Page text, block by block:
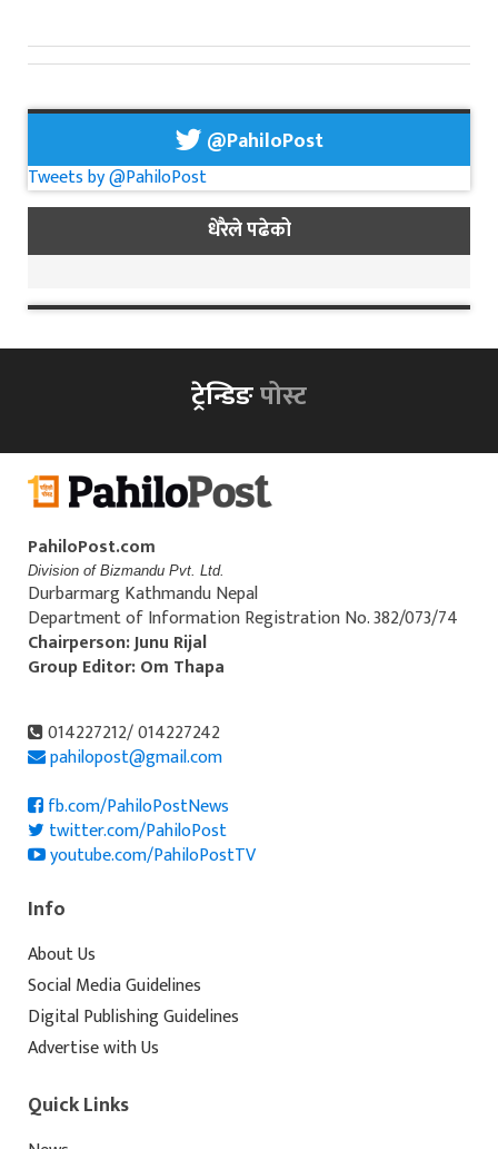
@PahiloPost
Tweets by @PahiloPost
धेरैले पढेको
ट्रेन्डिङपोस्ट
PahiloPost.com
Division of Bizmandu Pvt. Ltd.
Durbarmarg Kathmandu Nepal
Department of Information Registration No. 382/073/74
Chairperson: Junu Rijal
Group Editor: Om Thapa
014227212/ 014227242
pahilopost@gmail.com
fb.com/PahiloPostNews
twitter.com/PahiloPost
youtube.com/PahiloPostTV
Info
About Us
Social Media Guidelines
Digital Publishing Guidelines
Advertise with Us
Quick Links